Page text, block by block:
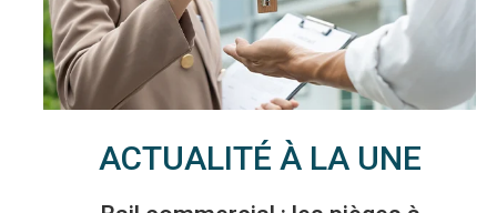
ACTUALITÉ À LA UNE